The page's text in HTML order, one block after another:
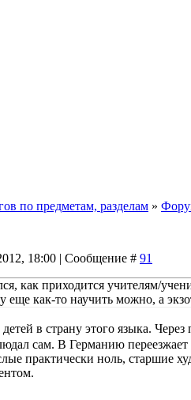
по предметам, разделам »
18:00 | Сообщение # 91
как приходится учителям/
еще как-то научить можно, а
в страну этого языка.
сам. В Германию переезжает
практически ноль, старшие